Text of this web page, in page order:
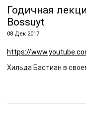
Годичная
Bossuyt
08 Дек 2017
https://
Хильда Бастиан в